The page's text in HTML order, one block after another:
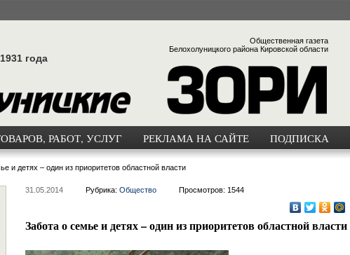
года
Общественная газета
Белохолуницкого района Кировской области
РАБОТ, УСЛУГ РЕКЛАМА НА САЙТЕ ПОДПИСКА
и детях – один из приоритетов областной власти
31.05.2014 Рубрика: Общество Просмотров: 1544
Забота о семье и детях – один из приоритетов областной власти